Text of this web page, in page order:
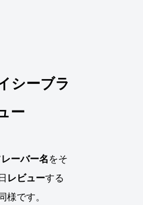
シーブラ
ー
ーバー名 をそ
レビューする
様です。